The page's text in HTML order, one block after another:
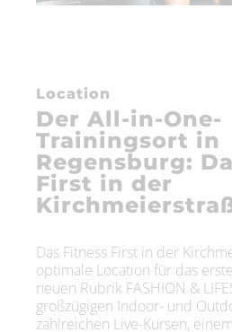
Location
Der All-in-One-
Trainingsort in
Regensburg:
First in der
Das Fitness First in der
optimale Location für das
neuen Rubrik FASHION &
großzügigen Indoor- und
zahlreichen Live-Kursen,